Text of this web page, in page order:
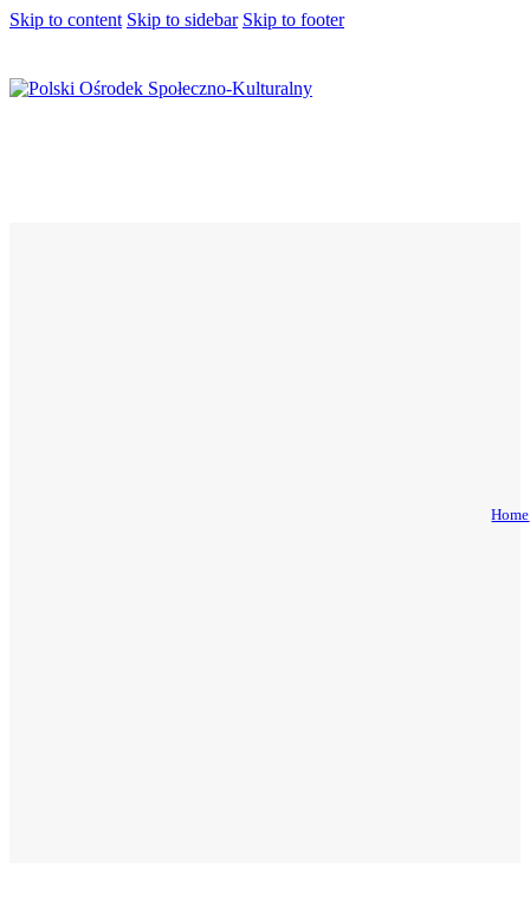
Skip to content Skip to sidebar Skip to footer
Home